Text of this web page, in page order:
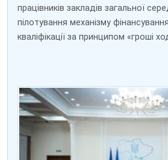
працівників закладів загальної
пілотування механізму
кваліфікації за принципом «гроші